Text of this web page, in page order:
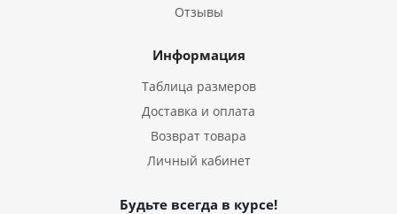
Отзывы
Информация
Таблица размеров
Доставка и оплата
Возврат товара
Личный кабинет
Будьте всегда в курсе!